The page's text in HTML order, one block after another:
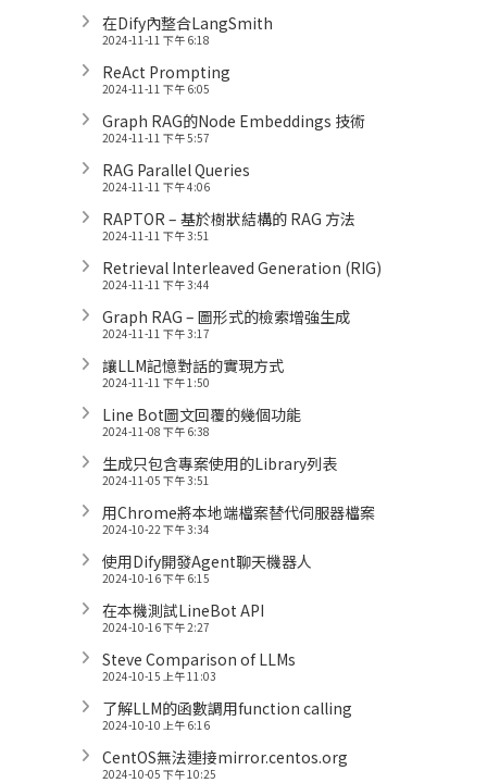
在Dify內整合LangSmith
2024-11-11 下午 6:18
ReAct Prompting
2024-11-11 下午 6:05
Graph RAG的Node Embeddings 技術
2024-11-11 下午 5:57
RAG Parallel Queries
2024-11-11 下午 4:06
RAPTOR – 基於樹狀結構的 RAG 方法
2024-11-11 下午 3:51
Retrieval Interleaved Generation (RIG)
2024-11-11 下午 3:44
Graph RAG – 圖形式的檢索增強生成
2024-11-11 下午 3:17
讓LLM記憶對話的實現方式
2024-11-11 下午 1:50
Line Bot圖文回覆的幾個功能
2024-11-08 下午 6:38
生成只包含專案使用的Library列表
2024-11-05 下午 3:51
用Chrome將本地端檔案替代伺服器檔案
2024-10-22 下午 3:34
使用Dify開發Agent聊天機器人
2024-10-16 下午 6:15
在本機測試LineBot API
2024-10-16 下午 2:27
Steve Comparison of LLMs
2024-10-15 上午 11:03
了解LLM的函數調用function calling
2024-10-10 上午 6:16
CentOS無法連接mirror.centos.org
2024-10-05 下午 10:25